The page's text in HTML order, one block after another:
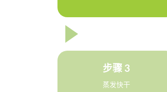
步骤 3
蒸发快干